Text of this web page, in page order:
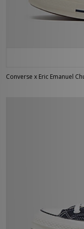
Converse x Eric Emanuel